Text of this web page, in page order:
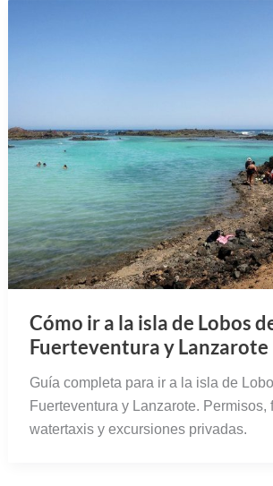
Cómo ir a la isla de Lobos
Fuerteventura y Lanzarote
Guía completa para ir a la isla de
Fuerteventura y Lanzarote. Permisos,
watertaxis y excursiones privadas.